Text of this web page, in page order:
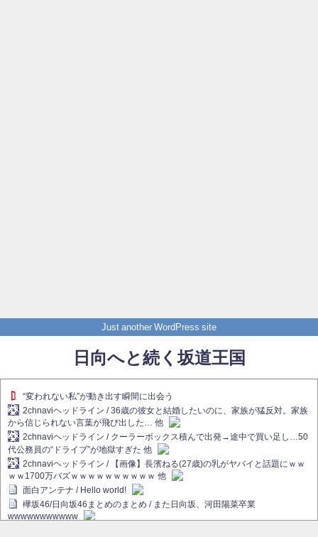
Just another WordPress site
日向へと続く坂道王国
“変われない私”が動き出す瞬間に出会う
2chnaviヘッドライン / 36歳の彼女と結婚したいのに、家族が猛反対。家族
から信じられない言葉が飛び出した… 他
2chnaviヘッドライン / クーラーボックス積んで出発→途中で買い足し…50
代公務員の“ドライブ”が地獄すぎた 他
2chnaviヘッドライン / 【画像】長濱ねる(27歳)の乳がヤバイと話題にｗｗ
ｗｗ1700万バズｗｗｗｗｗｗｗｗｗｗ 他
面白アンテナ / Hello world!
欅坂46/日向坂46まとめのまとめ / また日向坂、河田陽菜卒業
wwwwwwwwwww